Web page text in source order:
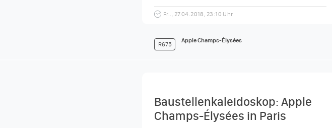
Rahmen der Pressemitteilung eine Illustration vom...
Fr.., 27.04.2018, 23:10 Uhr
R675
Apple Champs-Élysées
Baustellenkaleidoskop: Apple
Champs-Élysées in Paris